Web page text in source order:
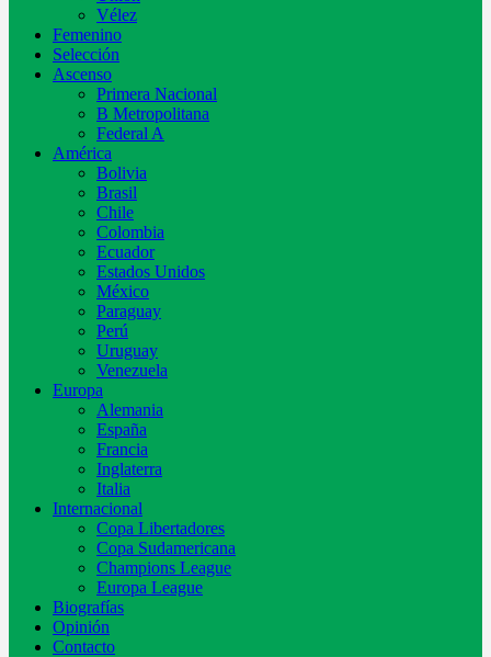
Vélez
Femenino
Selección
Ascenso
Primera Nacional
B Metropolitana
Federal A
América
Bolivia
Brasil
Chile
Colombia
Ecuador
Estados Unidos
México
Paraguay
Perú
Uruguay
Venezuela
Europa
Alemania
España
Francia
Inglaterra
Italia
Internacional
Copa Libertadores
Copa Sudamericana
Champions League
Europa League
Biografías
Opinión
Contacto